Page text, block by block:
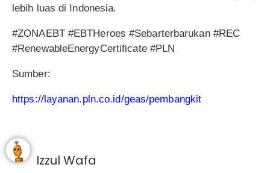
lebih luas di Indonesia.
#ZONAEBT #EBTHeroes #Sebarterbarukan #REC
#RenewableEnergyCertificate #PLN
Sumber:
https://layanan.pln.co.id/geas/pembangkit
Izzul Wafa